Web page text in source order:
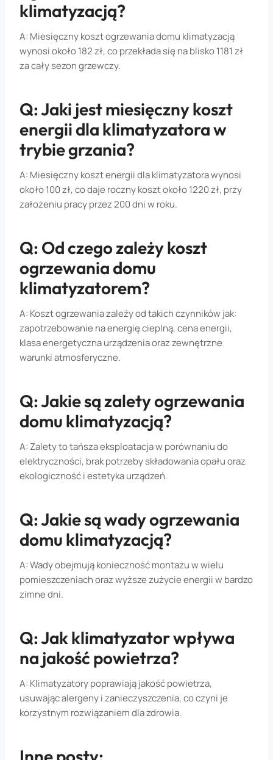
klimatyzacją?
A: Miesięczny koszt ogrzewania domu klimatyzacją
wynosi około 182 zł, co przekłada się na blisko 1181 zł
za cały sezon grzewczy.
Q: Jaki jest miesięczny koszt
energii dla klimatyzatora w
trybie grzania?
A: Miesięczny koszt energii dla klimatyzatora wynosi
około 100 zł, co daje roczny koszt około 1220 zł, przy
założeniu pracy przez 200 dni w roku.
Q: Od czego zależy koszt
ogrzewania domu
klimatyzatorem?
A: Koszt ogrzewania zależy od takich czynników jak:
zapotrzebowanie na energię cieplną, cena energii,
klasa energetyczna urządzenia oraz zewnętrzne
warunki atmosferyczne.
Q: Jakie są zalety ogrzewania
domu klimatyzacją?
A: Zalety to tańsza eksploatacja w porównaniu do
elektryczności, brak potrzeby składowania opału oraz
ekologiczność i estetyka urządzeń.
Q: Jakie są wady ogrzewania
domu klimatyzacją?
A: Wady obejmują konieczność montażu w wielu
pomieszczeniach oraz wyższe zużycie energii w bardzo
zimne dni.
Q: Jak klimatyzator wpływa
na jakość powietrza?
A: Klimatyzatory poprawiają jakość powietrza,
usuwając alergeny i zanieczyszczenia, co czyni je
korzystnym rozwiązaniem dla zdrowia.